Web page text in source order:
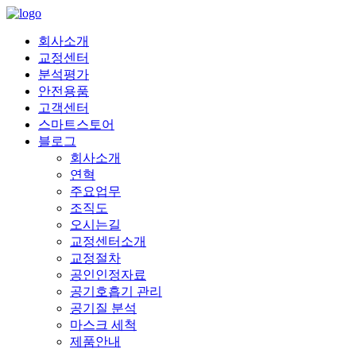
회사소개
교정센터
분석평가
안전용품
고객센터
스마트스토어
블로그
회사소개
연혁
주요업무
조직도
오시는길
교정센터소개
교정절차
공인인정자료
공기호흡기 관리
공기질 분석
마스크 세척
제품안내